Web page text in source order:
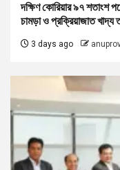
দক্ষিণ কোরিয়ার ৯৭ শতাংশ
চামড়া ও প্রক্রিয়াজাত খাদ্য
3 days ago